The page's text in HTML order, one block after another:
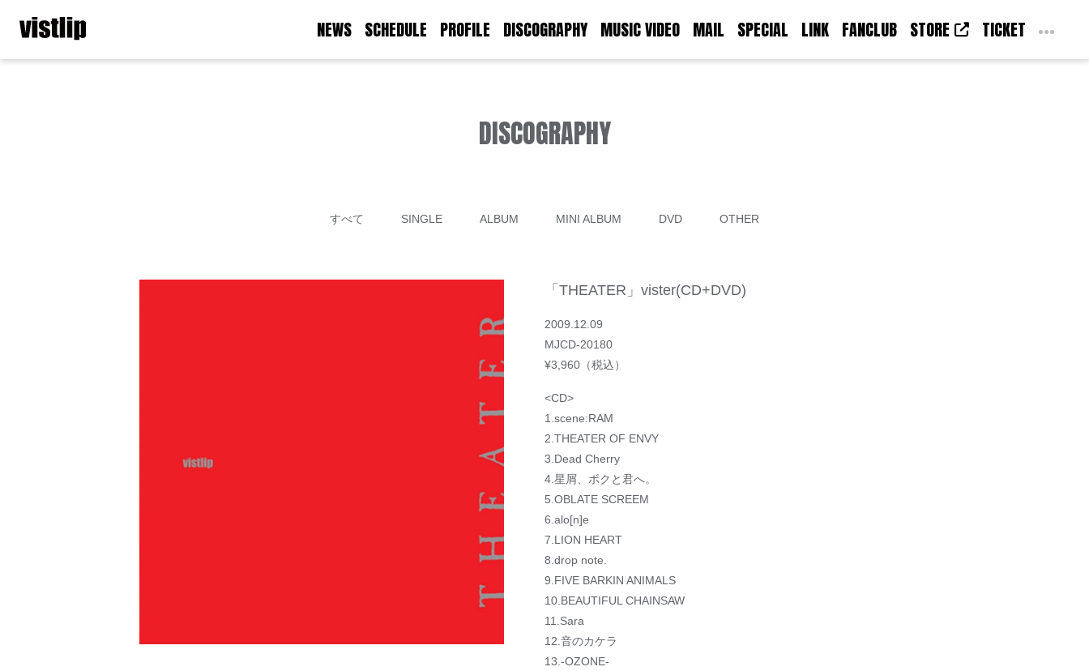
NEWS SCHEDULE PROFILE DISCOGRAPHY MUSIC VIDEO MAIL SPECIAL LINK FANCLUB STORE TICKET
DISCOGRAPHY
すべて SINGLE ALBUM MINI ALBUM DVD OTHER
「THEATER」vister(CD+DVD)
2009.12.09
MJCD-20180
¥3,960（税込）
<CD>
1.scene:RAM
2.THEATER OF ENVY
3.Dead Cherry
4.星屑、ボクと君へ。
5.OBLATE SCREEM
6.alo[n]e
7.LION HEART
8.drop note.
9.FIVE BARKIN ANIMALS
10.BEAUTIFUL CHAINSAW
11.Sara
12.音のカケラ
13.-OZONE-